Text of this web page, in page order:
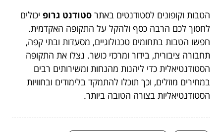
הטבות וקופונים לסטודנטים באתר סטודנט גרופ יכולים
לחסוך לכם הרבה כסף ולהקל על התקופה האקדמית.
חפשו הטבות בתחומים טכנולוגיים, מסעדות ובתי קפה,
תחבורה ציבורית, בידור ומרכזי כושר. נצלו את התקופה
הסטודנטיאלית כדי ליהנות מהנחות ומשירותים רבים
במחירים מוזלים, וכך תוכלו להתמקד בלימודים ובחוויות
הסטודנטיאליות בצורה הטובה ביותר.